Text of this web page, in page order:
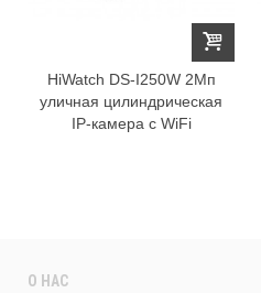
HiWatch DS-I250W 2Мп
уличная цилиндрическая
IP-камера c WiFi
О НАС